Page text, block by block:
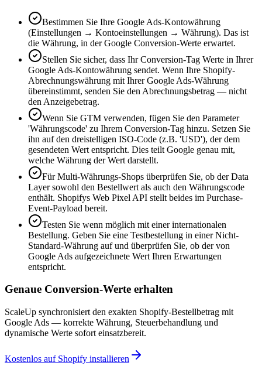
Bestimmen Sie Ihre Google Ads-Kontowährung
(Einstellungen → Kontoeinstellungen → Währung). Das ist
die Währung, in der Google Conversion-Werte erwartet.
Stellen Sie sicher, dass Ihr Conversion-Tag Werte in Ihrer
Google Ads-Kontowährung sendet. Wenn Ihre Shopify-
Abrechnungswährung mit Ihrer Google Ads-Währung
übereinstimmt, senden Sie den Abrechnungsbetrag — nicht
den Anzeigebetrag.
Wenn Sie GTM verwenden, fügen Sie den Parameter
'Währungscode' zu Ihrem Conversion-Tag hinzu. Setzen Sie
ihn auf den dreistelligen ISO-Code (z.B. 'USD'), der dem
gesendeten Wert entspricht. Dies teilt Google genau mit,
welche Währung der Wert darstellt.
Für Multi-Währungs-Shops überprüfen Sie, ob der Data
Layer sowohl den Bestellwert als auch den Währungscode
enthält. Shopifys Web Pixel API stellt beides im Purchase-
Event-Payload bereit.
Testen Sie wenn möglich mit einer internationalen
Bestellung. Geben Sie eine Testbestellung in einer Nicht-
Standard-Währung auf und überprüfen Sie, ob der von
Google Ads aufgezeichnete Wert Ihren Erwartungen
entspricht.
Genaue Conversion-Werte erhalten
ScaleUp synchronisiert den exakten Shopify-Bestellbetrag mit
Google Ads — korrekte Währung, Steuerbehandlung und
dynamische Werte sofort einsatzbereit.
Kostenlos auf Shopify installieren